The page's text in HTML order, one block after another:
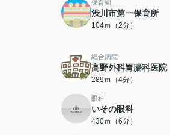
保育園
渋川市第一保育所
104ｍ（2分）
総合病院
高野外科胃腸科医院
289ｍ（4分）
眼科
いその眼科
430ｍ（6分）